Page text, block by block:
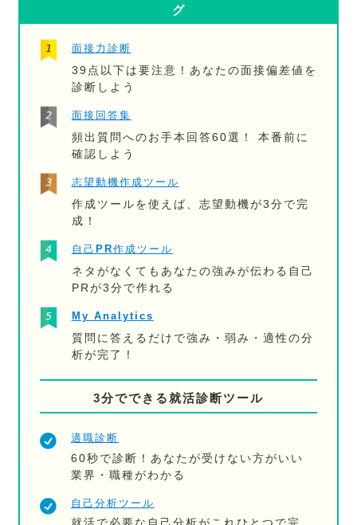
グ
面接力診断
39点以下は要注意！あなたの面接偏差値を
診断しよう
面接回答集
頻出質問へのお手本回答60選！ 本番前に
確認しよう
志望動機作成ツール
作成ツールを使えば、志望動機が3分で完
成！
自己PR作成ツール
ネタがなくてもあなたの強みが伝わる自己
PRが3分で作れる
My Analytics
質問に答えるだけで強み・弱み・適性の分
析が完了！
3分でできる就活診断ツール
適職診断
60秒で診断！あなたが受けない方がいい
業界・職種がわかる
自己分析ツール